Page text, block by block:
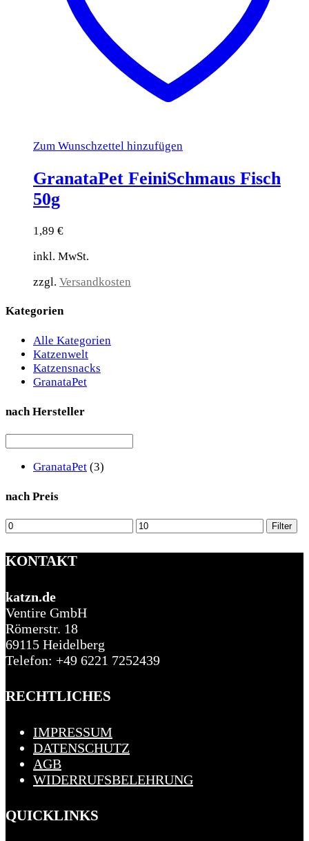
Zum Wunschzettel hinzufügen
GranataPet FeiniSchmaus Fisch
50g
1,89 €
inkl. MwSt.
zzgl. Versandkosten
Kategorien
Alle Kategorien
Katzenwelt
Katzensnacks
GranataPet
nach Hersteller
GranataPet (3)
nach Preis
Min.
Max.
Filter
KONTAKT
katzn.de
Ventire GmbH
Römerstr. 18
69115 Heidelberg
Telefon: +49 6221 7252439
RECHTLICHES
IMPRESSUM
DATENSCHUTZ
AGB
WIDERRUFSBELEHRUNG
QUICKLINKS